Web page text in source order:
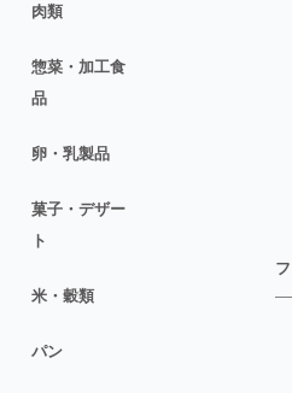
肉類
惣菜・加工食
品
卵・乳製品
菓子・デザー
ト
米・穀類
パン